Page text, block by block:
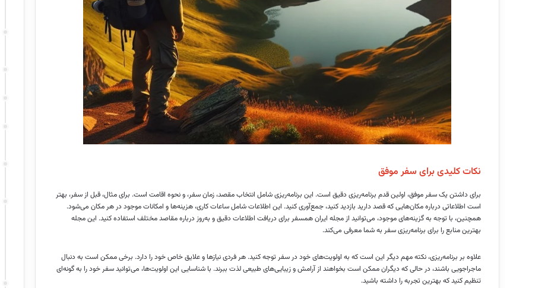
نکات کلیدی برای سفر موفق
برای داشتن یک سفر موفق، اولین قدم برنامه‌ریزی دقیق است. این برنامه‌ریزی شامل انتخاب مقصد، زمان سفر، و نحوه اقامت است. برای مثال، قبل از سفر، بهتر
است اطلاعاتی درباره مکان‌هایی که قصد دارید بازدید کنید، جمع‌آوری کنید. این اطلاعات شامل ساعات کاری، هزینه‌ها و امکانات موجود در هر مکان می‌شود.
همچنین، با توجه به گزینه‌های موجود، می‌توانید از مجله ایران همسفر برای دریافت اطلاعات دقیق و به‌روز درباره مقاصد مختلف استفاده کنید. این مجله
بهترین منابع را برای برنامه‌ریزی سفر به شما معرفی می‌کند.
علاوه بر برنامه‌ریزی، نکته مهم دیگر این است که به اولویت‌های خود در سفر توجه کنید. هر فردی نیازها و علایق خاص خود را دارد. برخی ممکن است به دنبال
ماجراجویی باشند، در حالی که دیگران ممکن است بخواهند از آرامش و زیبایی‌های طبیعی لذت ببرند. با شناسایی این اولویت‌ها، می‌توانید سفر خود را به گونه‌ای
تنظیم کنید که بهترین تجربه را داشته باشید.